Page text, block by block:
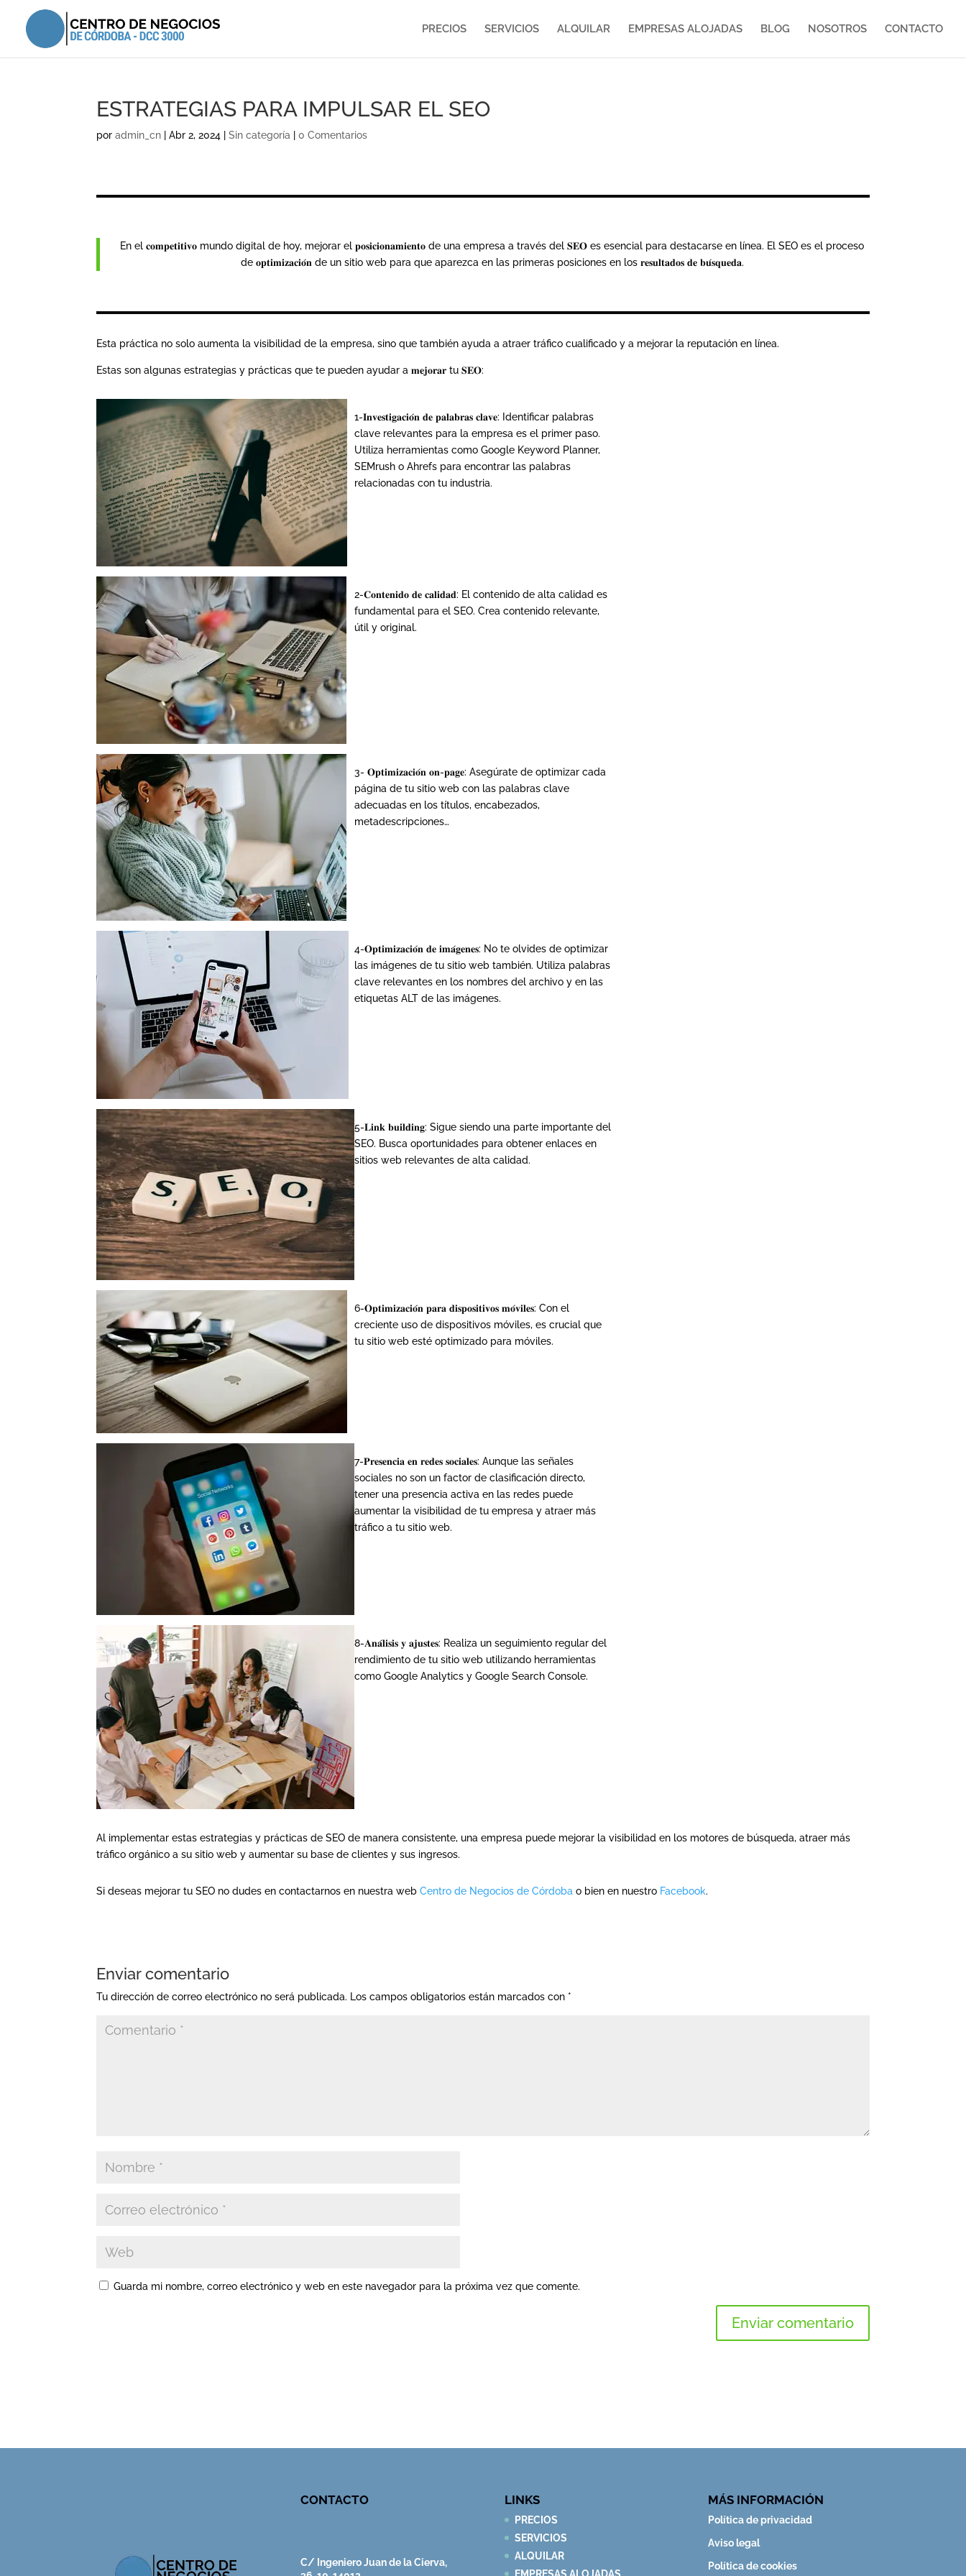
PRECIOS SERVICIOS ALQUILAR EMPRESAS ALOJADAS BLOG NOSOTROS CONTACTO
ESTRATEGIAS PARA IMPULSAR EL SEO
poradmin_cn |Abr 2, 2024 |Sin categoría |0 Comentarios
En el 𝐜𝐨𝐦𝐩𝐞𝐭𝐢𝐭𝐢𝐯𝐨 mundo digital de hoy, mejorar el 𝐩𝐨𝐬𝐢𝐜𝐢𝐨𝐧𝐚𝐦𝐢𝐞𝐧𝐭𝐨 de una empresa a través del 𝐒𝐄𝐎 es esencial para destacarse en línea. El SEO es el proceso
de 𝐨𝐩𝐭𝐢𝐦𝐢𝐳𝐚𝐜𝐢𝐨́𝐧 de un sitio web para que aparezca en las primeras posiciones en los 𝐫𝐞𝐬𝐮𝐥𝐭𝐚𝐝𝐨𝐬 𝐝𝐞 𝐛𝐮́𝐬𝐪𝐮𝐞𝐝𝐚.
Esta práctica no solo aumenta la visibilidad de la empresa, sino que también ayuda a atraer tráfico cualificado y a mejorar la reputación en línea.
Estas son algunas estrategias y prácticas que te pueden ayudar a 𝐦𝐞𝐣𝐨𝐫𝐚𝐫 tu 𝐒𝐄𝐎:
1-𝐈𝐧𝐯𝐞𝐬𝐭𝐢𝐠𝐚𝐜𝐢𝐨́𝐧 𝐝𝐞 𝐩𝐚𝐥𝐚𝐛𝐫𝐚𝐬 𝐜𝐥𝐚𝐯𝐞: Identificar palabras
clave relevantes para la empresa es el primer paso.
Utiliza herramientas como Google Keyword Planner,
SEMrush o Ahrefs para encontrar las palabras
relacionadas con tu industria.
2-𝐂𝐨𝐧𝐭𝐞𝐧𝐢𝐝𝐨 𝐝𝐞 𝐜𝐚𝐥𝐢𝐝𝐚𝐝: El contenido de alta calidad es
fundamental para el SEO. Crea contenido relevante,
útil y original.
3- 𝐎𝐩𝐭𝐢𝐦𝐢𝐳𝐚𝐜𝐢𝐨́𝐧 𝐨𝐧-𝐩𝐚𝐠𝐞: Asegúrate de optimizar cada
página de tu sitio web con las palabras clave
adecuadas en los títulos, encabezados,
metadescripciones…
4-𝐎𝐩𝐭𝐢𝐦𝐢𝐳𝐚𝐜𝐢𝐨́𝐧 𝐝𝐞 𝐢𝐦𝐚́𝐠𝐞𝐧𝐞𝐬: No te olvides de optimizar
las imágenes de tu sitio web también. Utiliza palabras
clave relevantes en los nombres del archivo y en las
etiquetas ALT de las imágenes.
5-𝐋𝐢𝐧𝐤 𝐛𝐮𝐢𝐥𝐝𝐢𝐧𝐠: Sigue siendo una parte importante del
SEO. Busca oportunidades para obtener enlaces en
sitios web relevantes de alta calidad.
6-𝐎𝐩𝐭𝐢𝐦𝐢𝐳𝐚𝐜𝐢𝐨́𝐧 𝐩𝐚𝐫𝐚 𝐝𝐢𝐬𝐩𝐨𝐬𝐢𝐭𝐢𝐯𝐨𝐬 𝐦𝐨́𝐯𝐢𝐥𝐞𝐬: Con el
creciente uso de dispositivos móviles, es crucial que
tu sitio web esté optimizado para móviles.
7-𝐏𝐫𝐞𝐬𝐞𝐧𝐜𝐢𝐚 𝐞𝐧 𝐫𝐞𝐝𝐞𝐬 𝐬𝐨𝐜𝐢𝐚𝐥𝐞𝐬: Aunque las señales
sociales no son un factor de clasificación directo,
tener una presencia activa en las redes puede
aumentar la visibilidad de tu empresa y atraer más
tráfico a tu sitio web.
8-𝐀𝐧𝐚́𝐥𝐢𝐬𝐢𝐬 𝐲 𝐚𝐣𝐮𝐬𝐭𝐞𝐬: Realiza un seguimiento regular del
rendimiento de tu sitio web utilizando herramientas
como Google Analytics y Google Search Console.
Al implementar estas estrategias y prácticas de SEO de manera consistente, una empresa puede mejorar la visibilidad en los motores de búsqueda, atraer más
tráfico orgánico a su sitio web y aumentar su base de clientes y sus ingresos.
Si deseas mejorar tu SEO no dudes en contactarnos en nuestra webCentro de Negocios de Córdoba o bien en nuestro Facebook.
Enviar comentario
Tu dirección de correo electrónico no será publicada. Los campos obligatorios están marcados con *
Guarda mi nombre, correo electrónico y web en este navegador para la próxima vez que comente.
CONTACTO
C/ Ingeniero Juan de la Cierva,
LINKS
PRECIOS
SERVICIOS
ALQUILAR
MÁS INFORMACIÓN
Política de privacidad
Aviso legal
Política de cookies